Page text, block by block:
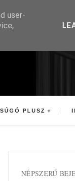
SÚGÓ PLUSZ
NÉPSZERŰ
user-